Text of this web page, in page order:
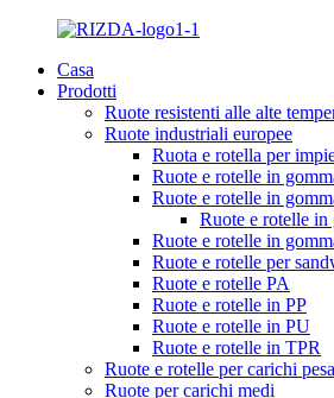
Casa
Prodotti
Ruote resistenti alle alte
Ruote industriali europee
Ruota e rotella per
Ruote e rotelle in
Ruote e rotelle in
Ruote e rotelle in
Ruote e rotelle in
Ruote e rotelle per
Ruote e rotelle PA
Ruote e rotelle in PP
Ruote e rotelle in PU
Ruote e rotelle in TPR
Ruote e rotelle per carichi
Ruote per carichi medi